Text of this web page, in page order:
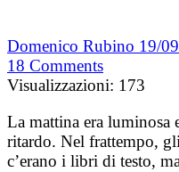
Domenico Rubino 19/
18 Comments
Visualizzazioni: 173
La mattina era luminosa
ritardo. Nel frattempo,
c’erano i libri di testo,